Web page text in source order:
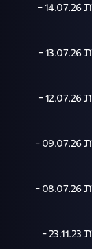
המהדורה המרכזית 14.07.26 -
המהדורה המרכזית 13.07.26 -
המהדורה המרכזית 12.07.26 -
המהדורה המרכזית 09.07.26 -
המהדורה המרכזית 08.07.26 -
המהדורה המרכזית 23.11.23 -